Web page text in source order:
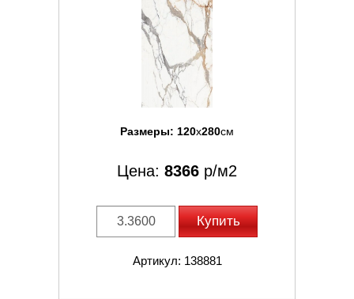
Размеры: 120x280см
Цена: 8366 р/м2
Купить
Артикул: 138881